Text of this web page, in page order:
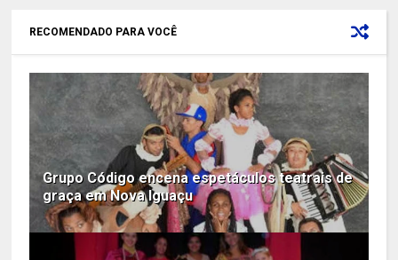
RECOMENDADO PARA VOCÊ
Grupo Código encena espetáculos teatrais de
graça em Nova Iguaçu